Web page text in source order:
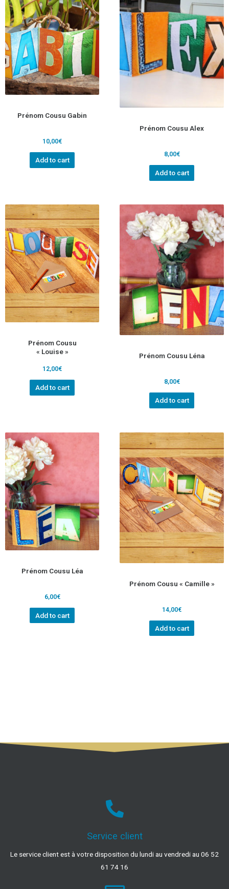
Prénom Cousu Gabin
10,00€
Add to cart
Prénom Cousu Alex
8,00€
Add to cart
Prénom Cousu
« Louise »
12,00€
Add to cart
Prénom Cousu Léna
8,00€
Add to cart
Prénom Cousu Léa
6,00€
Add to cart
Prénom Cousu « Camille »
14,00€
Add to cart
Service client
Le service client est à votre disposition du lundi au vendredi au 06 52
61 74 16